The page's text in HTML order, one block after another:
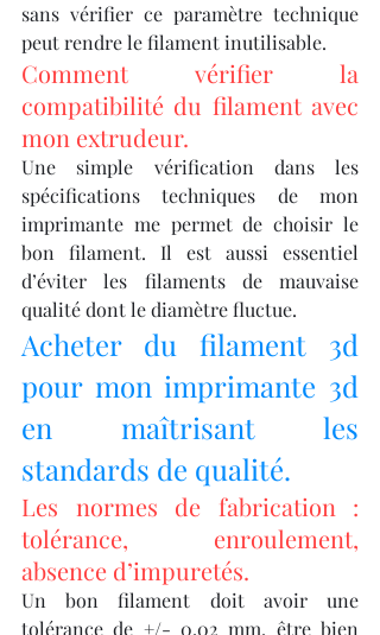
sans vérifier ce paramètre technique
peut rendre le filament inutilisable.
Comment vérifier la
compatibilité du filament avec
mon extrudeur.
Une simple vérification dans les
spécifications techniques de mon
imprimante me permet de choisir le
bon filament. Il est aussi essentiel
d’éviter les filaments de mauvaise
qualité dont le diamètre fluctue.
Acheter du filament 3d
pour mon imprimante 3d
en maîtrisant les
standards de qualité.
Les normes de fabrication :
tolérance, enroulement,
absence d’impuretés.
Un bon filament doit avoir une
tolérance de +/- 0,02 mm, être bien